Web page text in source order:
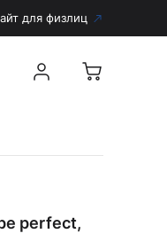
для физлиц
perfect,